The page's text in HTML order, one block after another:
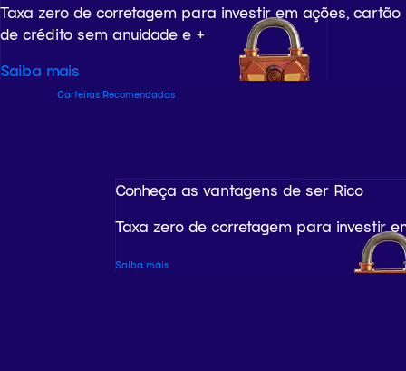
Taxa zero de corretagem para investir em ações, cartão
de crédito sem anuidade e +
Saiba mais
Carteiras Recomendadas
Conheça as vantagens de ser Rico
Taxa zero de corretagem para investir
Saiba mais